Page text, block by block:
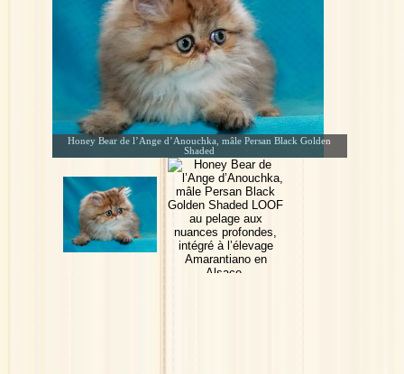
Honey Bear de l’Ange d’Anouchka, mâle Persan Black Golden
Shaded